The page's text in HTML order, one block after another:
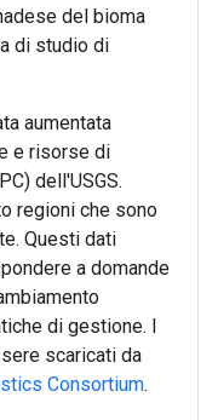
del bioma
di studio di
aumentata
e risorse di
dell'USGS.
regioni che sono
Questi dati
a domande
di gestione. I
scaricati da
Consortium.